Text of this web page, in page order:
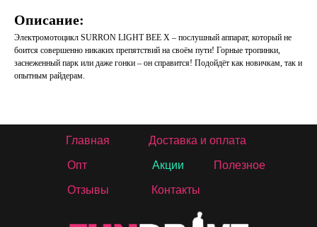
Описание:
Электромотоцикл SURRON LIGHT BEE X – послушный аппарат, который не
боится совершенно никаких препятствий на своём пути! Горные тропинки,
заснеженный парк или даже гонки – он справится! Подойдёт как новичкам, так и
опытным райдерам.
Главная Доставка и оплата
Опт
Отзывы
Акции
Контакты
Полезное